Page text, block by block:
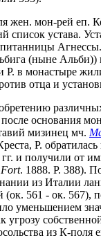
жен. мон-рей еп.
устава.
(ныне
Р. в монастыре
отца и
основания
мизинец мч.
Р.
и получили от
Fort. 1888. P. 388).
из Италии
561 - ок. 567),
уменьшением
угрозу
из К-поля